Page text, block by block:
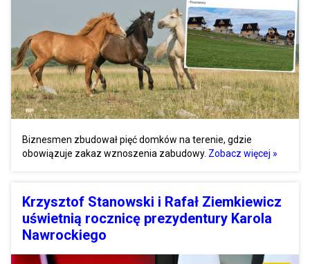
Biznesmen zbudował pięć domków na terenie, gdzie
obowiązuje zakaz wznoszenia zabudowy. Zobacz więcej »
Krzysztof Stanowski i Rafał Ziemkiewicz
uświetnią rocznicę prezydentury Karola
Nawrockiego